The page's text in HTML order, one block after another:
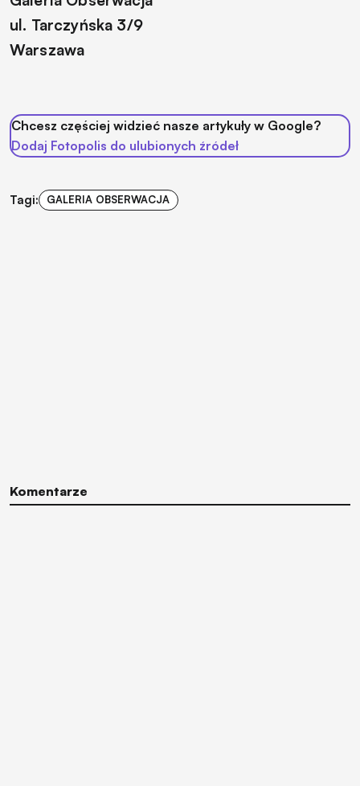
ul. Tarczyńska 3/9
Warszawa
Chcesz częściej widzieć nasze artykuły w Google?
Dodaj Fotopolis do ulubionych źródeł
Tagi: GALERIA OBSERWACJA
Komentarze